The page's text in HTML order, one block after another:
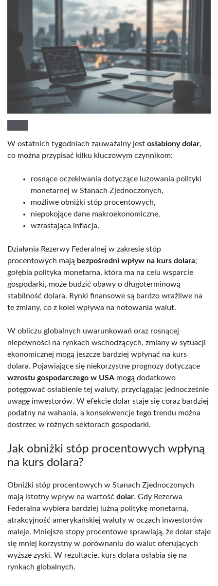
W ostatnich tygodniach zauważalny jest osłabiony dolar,
co można przypisać kilku kluczowym czynnikom:
rosnące oczekiwania dotyczące luzowania polityki
monetarnej w Stanach Zjednoczonych,
możliwe obniżki stóp procentowych,
niepokojące dane makroekonomiczne,
wzrastająca inflacja.
Działania Rezerwy Federalnej w zakresie stóp
procentowych mają bezpośredni wpływ na kurs dolara;
gołębia polityka monetarna, która ma na celu wsparcie
gospodarki, może budzić obawy o długoterminową
stabilność dolara. Rynki finansowe są bardzo wrażliwe na
te zmiany, co z kolei wpływa na notowania walut.
W obliczu globalnych uwarunkowań oraz rosnącej
niepewności na rynkach wschodzących, zmiany w sytuacji
ekonomicznej mogą jeszcze bardziej wpłynąć na kurs
dolara. Pojawiające się niekorzystne prognozy dotyczące
wzrostu gospodarczego w USA mogą dodatkowo
potęgować osłabienie tej waluty, przyciągając jednocześnie
uwagę inwestorów. W efekcie dolar staje się coraz bardziej
podatny na wahania, a konsekwencje tego trendu można
dostrzec w różnych sektorach gospodarki.
Jak obniżki stóp procentowych wpłyną
na kurs dolara?
Obniżki stóp procentowych w Stanach Zjednoczonych
mają istotny wpływ na wartość dolar. Gdy Rezerwa
Federalna wybiera bardziej luźną politykę monetarną,
atrakcyjność amerykańskiej waluty w oczach inwestorów
maleje. Mniejsze stopy procentowe sprawiają, że dolar staje
się mniej korzystny w porównaniu do walut oferujących
wyższe zyski. W rezultacie, kurs dolara osłabia się na
rynkach globalnych.